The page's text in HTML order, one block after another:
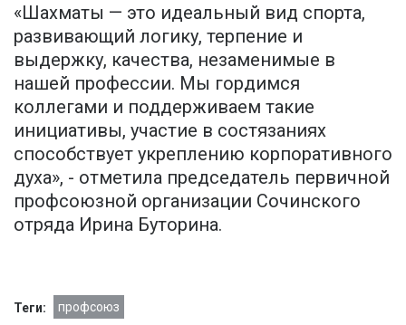
«Шахматы — это идеальный вид спорта,
развивающий логику, терпение и
выдержку, качества, незаменимые в
нашей профессии. Мы гордимся
коллегами и поддерживаем такие
инициативы, участие в состязаниях
способствует укреплению корпоративного
духа», - отметила председатель первичной
профсоюзной организации Сочинского
отряда Ирина Буторина.
Теги: профсоюз